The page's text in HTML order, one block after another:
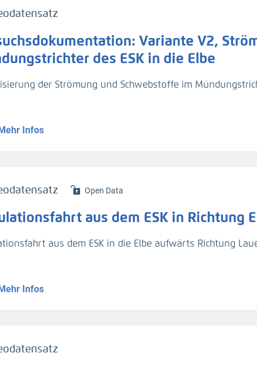
for this data set:
https://doi.org/10.48437/42c292-ebac3d
A., Melling, G. Measurement of ship-generated
12, 54 (2025).
Variante V2,
des ESK in die Elbe
der Strömung und Schwebstoffe im
Infos
Open Data
aus dem ESK in Richtung
aus dem ESK in die Elbe aufwärts Richtung
Infos